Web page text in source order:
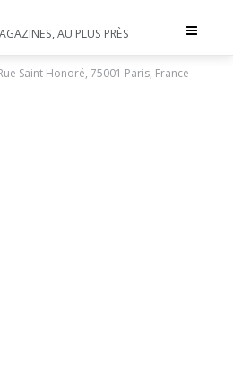
Toggle
AU PLUS PRÈS
Saint Honoré, 75001 Paris, France